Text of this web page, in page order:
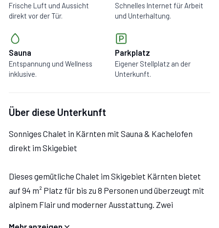
Frische Luft und Aussicht
direkt vor der Tür.
Schnelles Internet für Arbeit
und Unterhaltung.
Sauna
Entspannung und Wellness
inklusive.
Parkplatz
Eigener Stellplatz an der
Unterkunft.
Über diese Unterkunft
Sonniges Chalet in Kärnten mit Sauna & Kachelofen
direkt im Skigebiet
Dieses gemütliche Chalet im Skigebiet Kärnten bietet
auf 94 m² Platz für bis zu 8 Personen und überzeugt mit
alpinem Flair und moderner Ausstattung. Zwei